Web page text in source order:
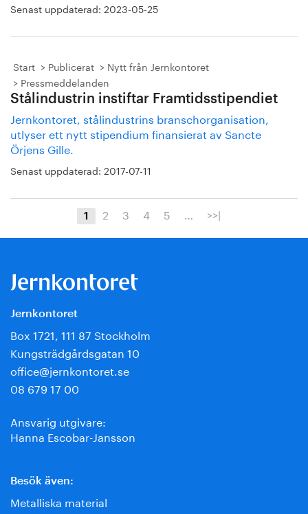
Senast uppdaterad: 2023-05-25
Start Publicerat
Nytt från Jernkontoret
Pressmeddelanden
Stålindustrin instiftar Framtidsstipendiet
Jernkontoret, stålindustrins branschorganisation,
utlyser ett nytt stipendium finansierat av Sancte
Örjens Gille.
Senast uppdaterad: 2017-07-11
1 2 3 4 5 … >>|
Jernkontoret
Box 1721, 111 87 Stockholm
Kungsträdgårdsgatan 10
office@jernkontoret.se
08 679 17 00
Ansvarig utgivare:
Hanna Escobar-Jansson
Besök även:
Metalliska material